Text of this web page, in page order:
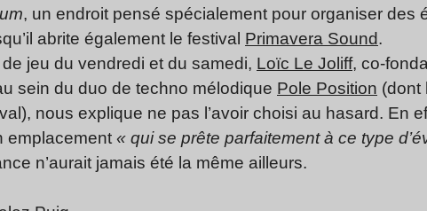
, un endroit pensé spécialement pour organiser des
abrite également le festival Primavera Sound.
jeu du vendredi et du samedi, Loïc Le Joliff, co-
sein du duo de techno mélodique Pole Position (dont
nous explique ne pas l’avoir choisi au hasard. En
emplacement « qui se prête parfaitement à ce type
n’aurait jamais été la même ailleurs.